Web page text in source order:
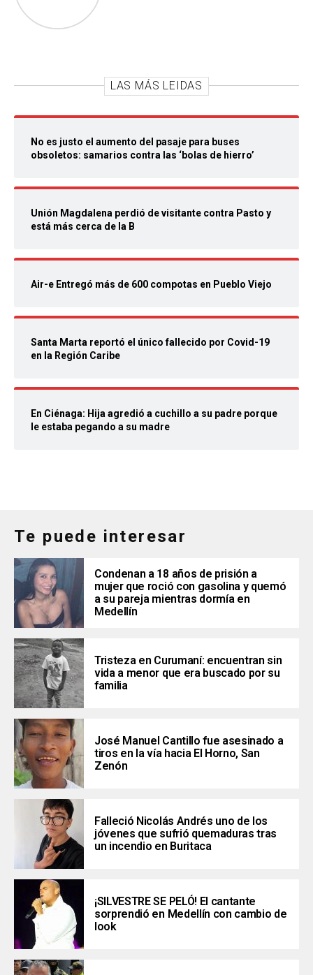
LAS MÁS LEIDAS
No es justo el aumento del pasaje para buses
obsoletos: samarios contra las ‘bolas de hierro’
Unión Magdalena perdió de visitante contra Pasto y
está más cerca de la B
Air-e Entregó más de 600 compotas en Pueblo Viejo
Santa Marta reportó el único fallecido por Covid-19
en la Región Caribe
En Ciénaga: Hija agredió a cuchillo a su padre porque
le estaba pegando a su madre
Te puede interesar
Condenan a 18 años de prisión a
mujer que roció con gasolina y quemó
a su pareja mientras dormía en
Medellín
Tristeza en Curumaní: encuentran sin
vida a menor que era buscado por su
familia
José Manuel Cantillo fue asesinado a
tiros en la vía hacia El Horno, San
Zenón
Falleció Nicolás Andrés uno de los
jóvenes que sufrió quemaduras tras
un incendio en Buritaca
¡SILVESTRE SE PELÓ! El cantante
sorprendió en Medellín con cambio de
look